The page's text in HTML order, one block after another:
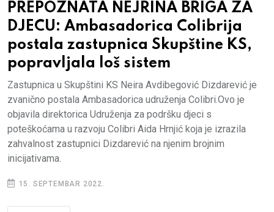
PREPOZNATA NEJRINA BRIGA ZA
DJECU: Ambasadorica Colibrija
postala zastupnica Skupštine KS,
popravljala loš sistem
Zastupnica u Skupštini KS Neira Avdibegović Dizdarević je
zvanično postala Ambasadorica udruženja Colibri.Ovo je
objavila direktorica Udruženja za podršku djeci s
poteškoćama u razvoju Colibri Aida Hrnjić koja je izrazila
zahvalnost zastupnici Dizdarević na njenim brojnim
inicijativama.
15. SEPTEMBAR 2022.